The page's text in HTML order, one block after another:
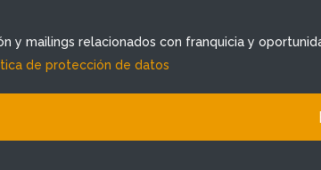
y mailings relacionados con franquicia y
de protección de datos